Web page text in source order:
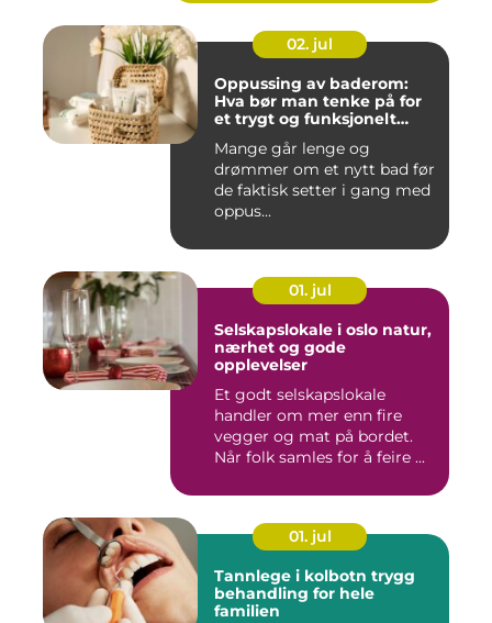
02. jul
Oppussing av baderom:
Hva bør man tenke på for
et trygt og funksjonelt
Mange går lenge og
drømmer om et nytt bad før
de faktisk setter i gang med
oppus...
01. jul
Selskapslokale i oslo natur,
nærhet og gode
opplevelser
Et godt selskapslokale
handler om mer enn fire
vegger og mat på bordet.
Når folk samles for å feire ...
01. jul
Tannlege i kolbotn trygg
behandling for hele
familien